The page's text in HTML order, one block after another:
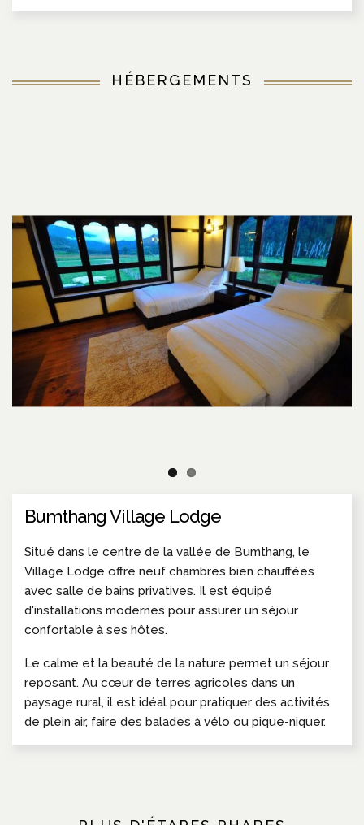
HÉBERGEMENTS
Bumthang Village Lodge
Situé dans le centre de la vallée de Bumthang, le
Village Lodge offre neuf chambres bien chauffées
avec salle de bains privatives. Il est équipé
d'installations modernes pour assurer un séjour
confortable à ses hôtes.
Le calme et la beauté de la nature permet un séjour
reposant. Au cœur de terres agricoles dans un
paysage rural, il est idéal pour pratiquer des activités
de plein air, faire des balades à vélo ou pique-niquer.